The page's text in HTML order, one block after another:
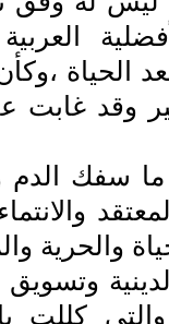
الحياة
وقد غابت
ما سفك الدم
والحرية
وتسويق
كللت